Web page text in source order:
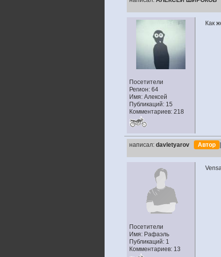
Посетители
Регион: 64
Имя: Алексей
Публикаций: 15
Комментариев: 218
Как
написал: davletyarov Автор
Посетители
Имя: Рафаэль
Публикаций: 1
Комментариев: 13